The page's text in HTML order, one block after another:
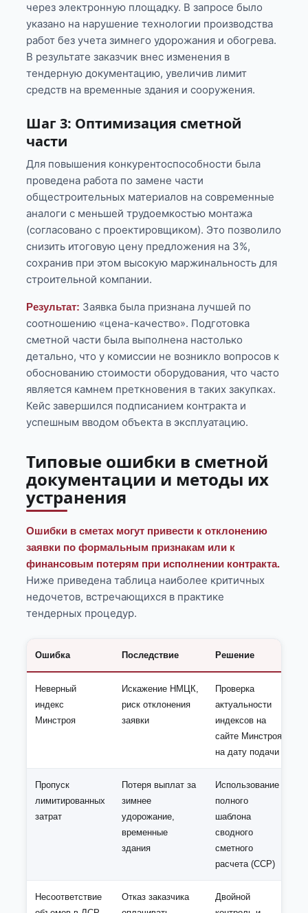
через электронную площадку. В запросе было
указано на нарушение технологии производства
работ без учета зимнего удорожания и обогрева.
В результате заказчик внес изменения в
тендерную документацию, увеличив лимит
средств на временные здания и сооружения.
Шаг 3: Оптимизация сметной
части
Для повышения конкурентоспособности была
проведена работа по замене части
общестроительных материалов на современные
аналоги с меньшей трудоемкостью монтажа
(согласовано с проектировщиком). Это позволило
снизить итоговую цену предложения на 3%,
сохранив при этом высокую маржинальность для
строительной компании.
Результат: Заявка была признана лучшей по
соотношению «цена-качество». Подготовка
сметной части была выполнена настолько
детально, что у комиссии не возникло вопросов к
обоснованию стоимости оборудования, что часто
является камнем преткновения в таких закупках.
Кейс завершился подписанием контракта и
успешным вводом объекта в эксплуатацию.
Типовые ошибки в сметной
документации и методы их
устранения
Ошибки в сметах могут привести к отклонению
заявки по формальным признакам или к
финансовым потерям при исполнении контракта.
Ниже приведена таблица наиболее критичных
недочетов, встречающихся в практике
тендерных процедур.
Ошибка Последствие Решение
Неверный
индекс
Минстроя
Искажение НМЦК,
риск отклонения
заявки
Проверка
актуальности
индексов на
сайте Минстроя
на дату подачи
Пропуск
лимитированных
затрат
Потеря выплат за
зимнее
удорожание,
временные
здания
Использование
полного
шаблона
сводного
сметного
расчета (ССР)
Несоответствие
Отказ заказчика
Двойной